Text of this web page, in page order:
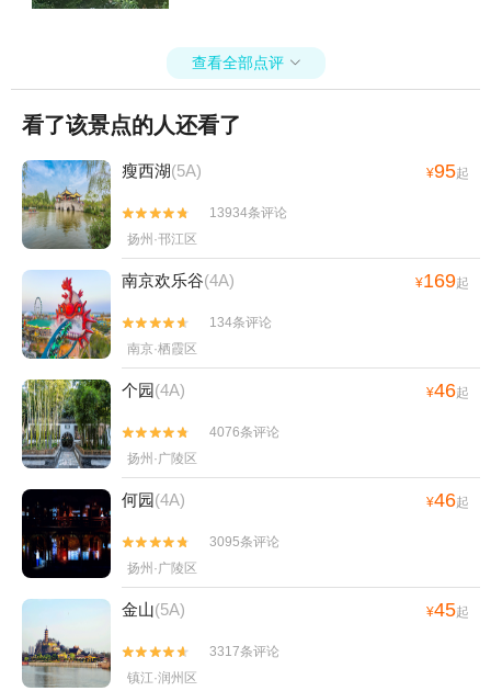
查看全部点评 
看了该景点的人还看了
瘦西湖(5A) ¥95起


13934条评论
扬州·邗江区
南京欢乐谷(4A) ¥169起


134条评论
南京·栖霞区
个园(4A) ¥46起


4076条评论
扬州·广陵区
何园(4A) ¥46起


3095条评论
扬州·广陵区
金山(5A) ¥45起


3317条评论
镇江·润州区